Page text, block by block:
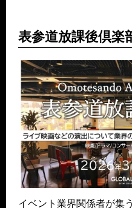
表参道放課後倶楽
イベント業界関係者が集